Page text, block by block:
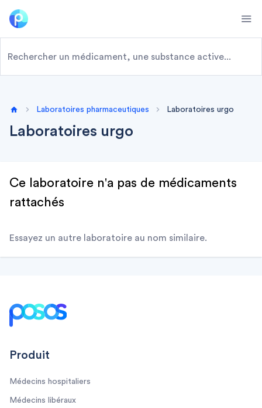
Home
Laboratoires pharmaceutiques Laboratoires urgo
Laboratoires urgo
Ce laboratoire n'a pas de médicaments
rattachés
Essayez un autre laboratoire au nom similaire.
Produit
Médecins hospitaliers
Médecins libéraux